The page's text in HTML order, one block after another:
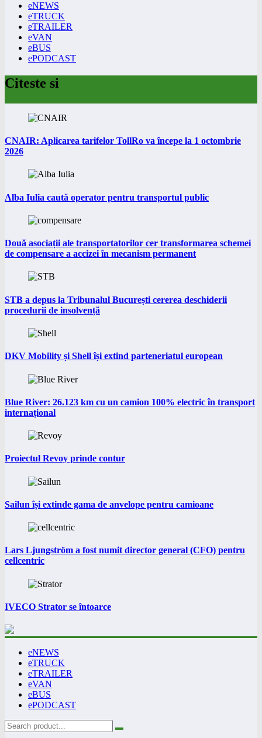
eNEWS
eTRUCK
eTRAILER
eVAN
eBUS
ePODCAST
Citeste si
CNAIR: Aplicarea tarifelor TollRo va începe la 1 octombrie
2026
Alba Iulia caută operator pentru transportul public
Două asociații ale transportatorilor cer transformarea schemei
de compensare a accizei în mecanism permanent
STB a depus la Tribunalul București cererea deschiderii
procedurii de insolvență
DKV Mobility și Shell își extind parteneriatul european
Blue River: 26.123 km cu un camion 100% electric în transport
internațional
Proiectul Revoy prinde contur
Sailun își extinde gama de anvelope pentru camioane
Lars Ljungström a fost numit director general (CFO) pentru
cellcentric
IVECO Strator se întoarce
eNEWS
eTRUCK
eTRAILER
eVAN
eBUS
ePODCAST